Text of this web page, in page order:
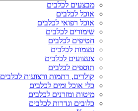
מבצעים לכלבים
אוכל לכלבים
אוכל רפואי לכלבים
שימורים לכלבים
חטיפים לכלבים
עצמות לכלבים
צעצועים לכלבים
תוספים לכלבים
קולרים, רתמות ורצועות לכלבים
כלי אוכל ומים לכלבים
מיטות ומזרנים לכלבים
כלובים וגדרות לכלבים